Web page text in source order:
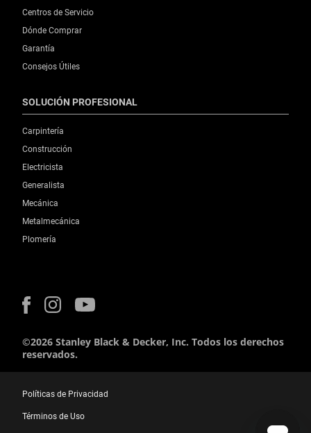
Centros de Servicio
Dónde Comprar
Garantía
Consejos Útiles
SOLUCIÓN PROFESIONAL
Carpintería
Construcción
Electricista
Generalista
Mecánica
Metalmecánica
Plomería
©2026 Stanley Black & Decker, Inc. Todos los derechos
reservados.
Políticas de Privacidad
Términos de Uso